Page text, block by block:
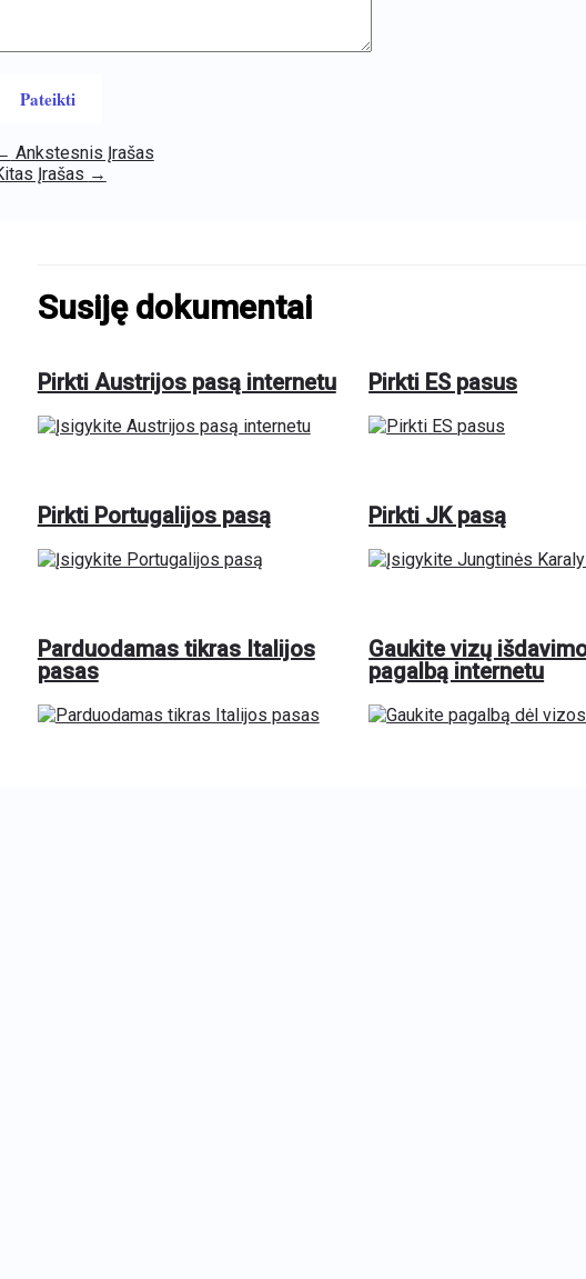
Ankstesnis Įrašas
Įrašas →
Susiję dokumentai
Pirkti Austrijos pasą internetu Pirkti ES pasus
Pirkti Portugalijos pasą Pirkti JK pasą
Parduodamas tikras Italijos
pasas
Gaukite vizų
pagalbą internetu